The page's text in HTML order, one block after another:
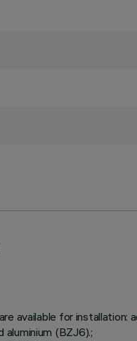
available for
(BZJ6).;